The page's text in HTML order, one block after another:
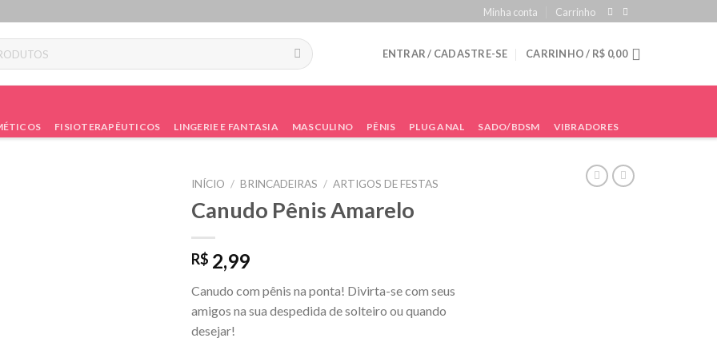
Minha conta Carrinho
ENTRAR / CADASTRE-SE CARRINHO / R$ 0,00
FISIOTERAPÊUTICOS LINGERIE E FANTASIA MASCULINO PÊNIS PLUG ANAL SADO/BDSM VIBRADORES
INÍCIO / BRINCADEIRAS / ARTIGOS DE FESTAS
Canudo Pênis Amarelo
R$ 2,99
Canudo com pênis na ponta! Divirta-se com seus
amigos na sua despedida de solteiro ou quando
desejar!